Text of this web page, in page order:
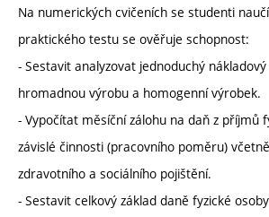
Na numerických cvičeních se studenti
praktického testu se ověřuje schopnost:
- Sestavit analyzovat jednoduchý
hromadnou výrobu a homogenní výrobek.
- Vypočítat měsíční zálohu na daň z příjmů
závislé činnosti (pracovního poměru)
zdravotního a sociálního pojištění.
- Sestavit celkový základ daně fyzické